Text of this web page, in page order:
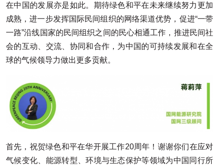
在中国的发展亦是如此。期待绿色和平在未来继续努力更加
成熟，进一步发挥国际民间组织的网络渠道优势，促进“一带
一路”沿线国家的民间组织之间的民心相通工作，推进民间社
会的互动、交流、协同和合作，为中国的可持续发展和在全
球的气候领导力做出更多贡献。
首先，祝贺绿色和平在华开展工作20周年！谢谢你们在应对
气候变化、能源转型、环境与生态保护等领域为中国同行所